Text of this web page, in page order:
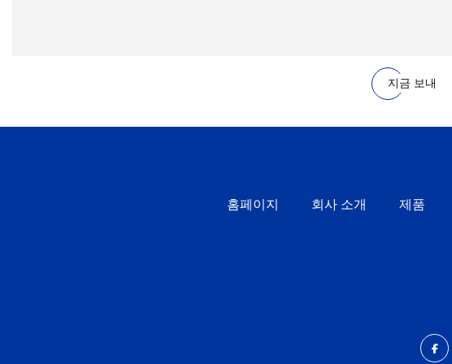
지금 보내
홈페이지 회사 소개 제품